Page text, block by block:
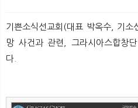
기쁜소식선교회(대표 박옥수, 기
망 사건과 관련, 그라시아스합창
다.